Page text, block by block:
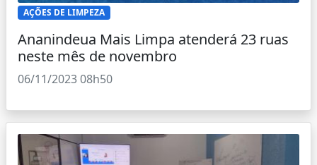
AÇÕES DE LIMPEZA
Ananindeua Mais Limpa atenderá 23 ruas
neste mês de novembro
06/11/2023 08h50